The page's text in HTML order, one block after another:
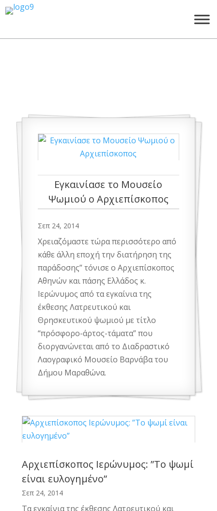
Εγκαινίασε το Μουσείο
Ψωμιού ο Αρχιεπίσκοπος
Σεπ 24, 2014
Χρειαζόμαστε τώρα περισσότερο από
κάθε άλλη εποχή την διατήρηση της
παράδοσης” τόνισε ο Αρχιεπίσκοπος
Αθηνών και πάσης Ελλάδος κ.
Ιερώνυμος από τα εγκαίνια της
έκθεσης Λατρευτικού και
Θρησκευτικού ψωμιού με τίτλο
“πρόσφορο-άρτος-τάματα” που
διοργανώνεται από το Διαδραστικό
Λαογραφικό Μουσείο Βαρνάβα του
Δήμου Μαραθώνα.
Αρχιεπίσκοπος Ιερώνυμος: ”Το ψωμί
είναι ευλογημένο”
Σεπ 24, 2014
Τα εγκαίνια της έκθεσης Λατρευτικού και